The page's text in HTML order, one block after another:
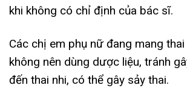
khi không có chỉ định của bác sĩ.
Các chị em phụ nữ đang mang
không nên dùng dược liệu, tránh
đến thai nhi, có thể gây sảy thai.